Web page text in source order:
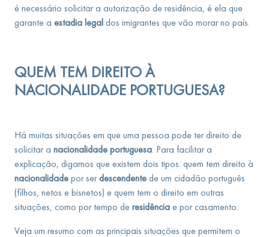
é necessário solicitar a autorização de residência, é ela que
garante a estadia legal dos imigrantes que vão morar no país.
QUEM TEM DIREITO À
NACIONALIDADE PORTUGUESA?
Há muitas situações em que uma pessoa pode ter direito de
solicitar a nacionalidade portuguesa. Para facilitar a
explicação, digamos que existem dois tipos: quem tem direito à
nacionalidade por serdescendente de um cidadão português
(filhos, netos e bisnetos) e quem tem o direito em outras
situações, como por tempo de residência e por casamento.
Veja um resumo com as principais situações que permitem o